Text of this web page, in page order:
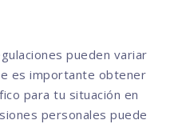
pueden variar
es importante obtener
para tu situación en
personales puede